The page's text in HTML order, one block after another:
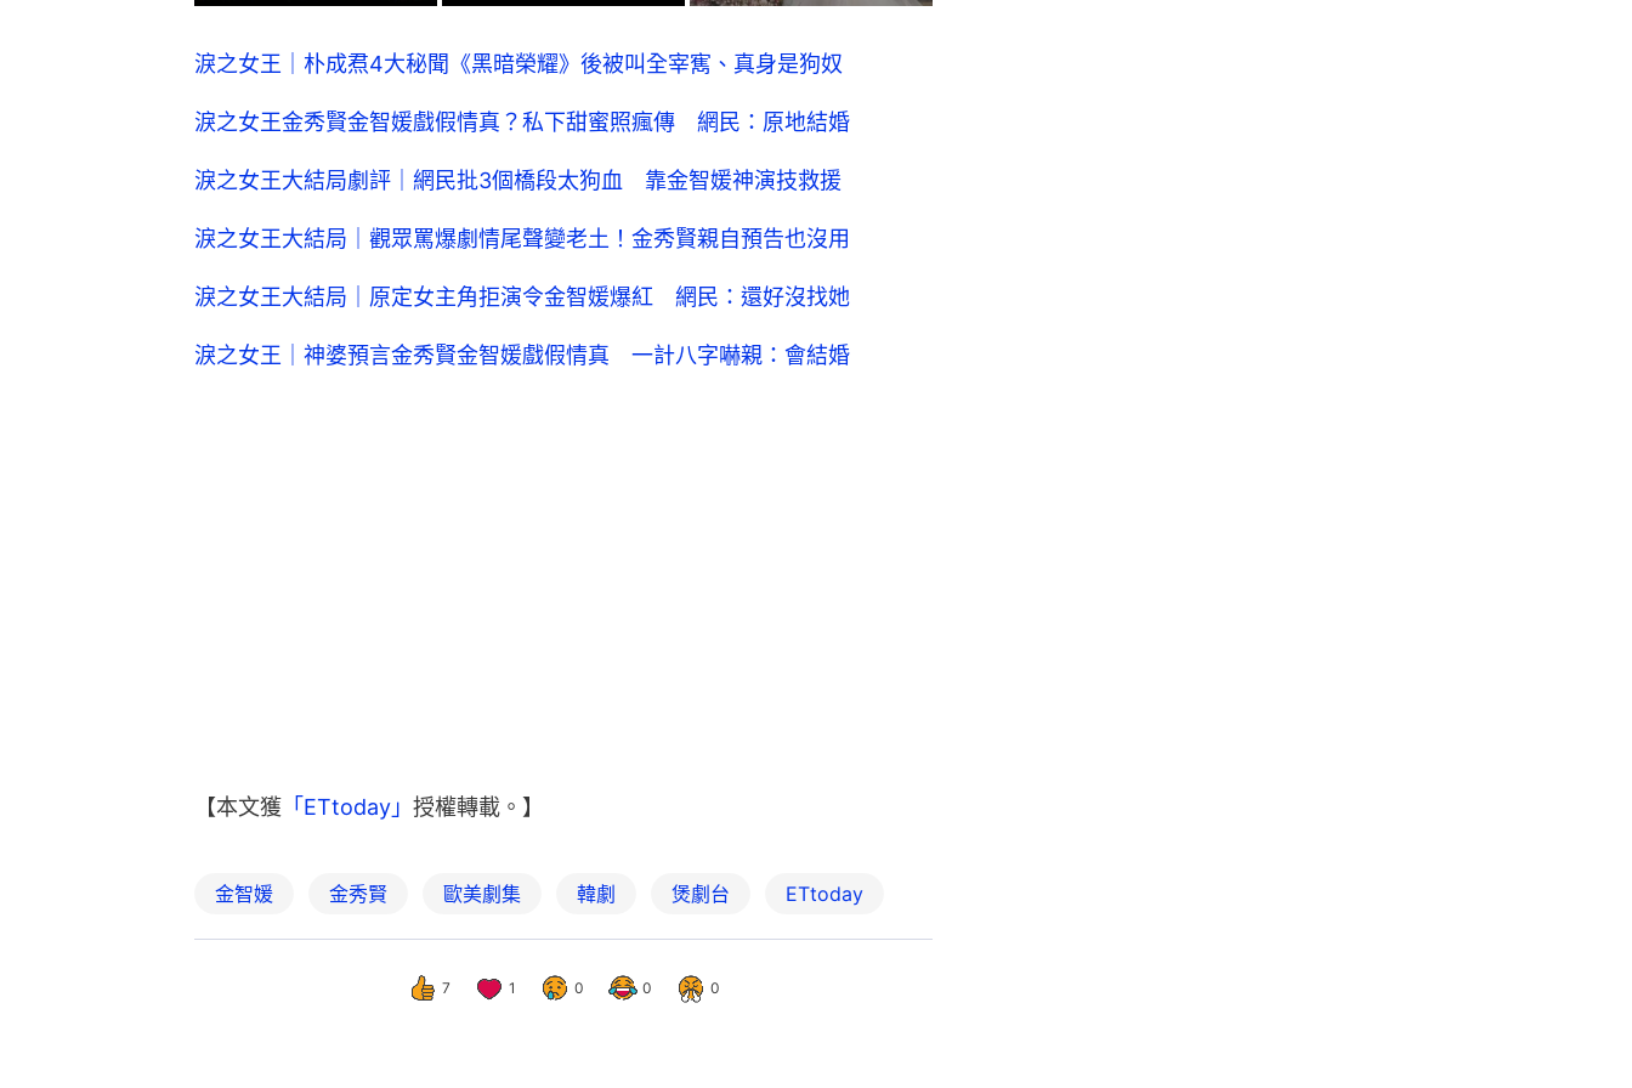
淚之女王｜朴成焄4大秘聞《黑暗榮耀》後被叫全宰寯、真身是狗奴
淚之女王金秀賢金智媛戲假情真？私下甜蜜照瘋傳 網民：原地結婚
淚之女王大結局劇評｜網民批3個橋段太狗血 靠金智媛神演技救援
淚之女王大結局｜觀眾罵爆劇情尾聲變老土！金秀賢親自預告也沒用
淚之女王大結局｜原定女主角拒演令金智媛爆紅 網民：還好沒找她
淚之女王｜神婆預言金秀賢金智媛戲假情真 一計八字嚇親：會結婚
【本文獲 「ETtoday」 授權轉載。】
金智媛 金秀賢 歐美劇集 韓劇 煲劇台 ETtoday
7 1 0 0 0